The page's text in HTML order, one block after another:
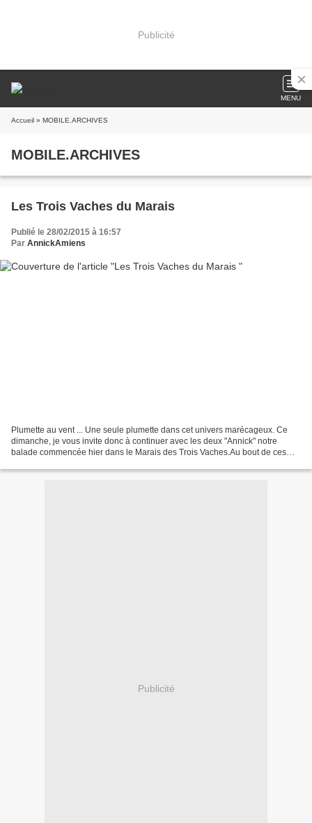
Publicité
MENU
Accueil » MOBILE.ARCHIVES
MOBILE.ARCHIVES
Les Trois Vaches du Marais
Publié le 28/02/2015 à 16:57
Par AnnickAmiens
Plumette au vent ... Une seule plumette dans cet univers marécageux. Ce
dimanche, je vous invite donc à continuer avec les deux "Annick" notre
balade commencée hier dans le Marais des Trois Vaches.Au bout de ces
Publicité